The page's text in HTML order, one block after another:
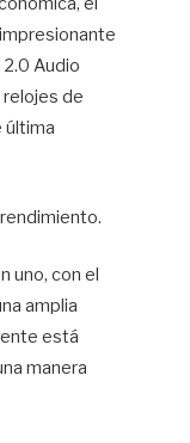
Audio
de
última
uno, con el
amplia
está
manera